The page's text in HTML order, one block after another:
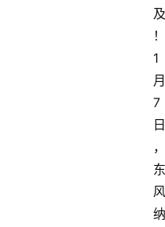
及
！
1
月
7
日
，
东
风
纳